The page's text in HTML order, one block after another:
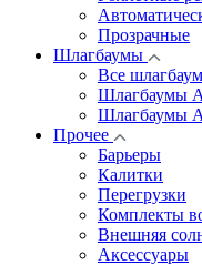
Прозрачные
Шлагбаумы
Все
Шлагбаумы
Шлагбаумы
Прочее
Барьеры
Калитки
Перегрузки
Комплекты
Внешняя
Аксессуары